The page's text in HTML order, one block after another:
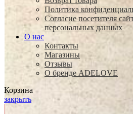
Политика
Согласие посетителя
персональных данных
О нас
Контакты
Магазины
Отзывы
О бренде ADELOVE
Корзина
закрыть